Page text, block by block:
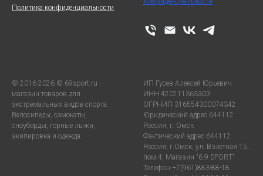
Политика конфиденциальности
© 2016-2026 © 69sport.ru -
магазин товаров для
экстремальных видов спорта.
Велосипеды, самокаты,
сноуборды, горные лыжи,
экипировка и одежда.
ИП Гусев Алексей Юрьевич
ИНН 420211363303
ОГРНИП 316554300074342
Юридический адрес 644112
Россия, г. Омск
Фактический адрес 644112
Россия, г.Омск, ул. Взлетная 15,
пом.4, Магазин "6.9 SPORT"
Телефон +7(961)883-88-18